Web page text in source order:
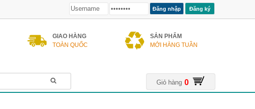
Đăng ký
GIAO HÀNG
TOÀN QUỐC
SẢN PHẨM
MỚI HÀNG TUẦN
Giỏ hàng 0